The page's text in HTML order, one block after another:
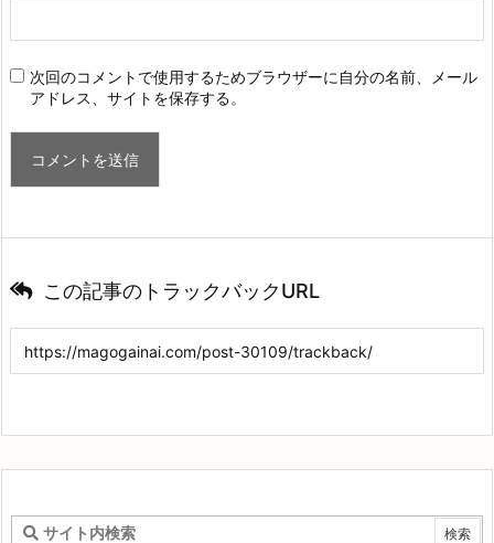
次回のコメントで使用するためブラウザーに自分の名前、メール
アドレス、サイトを保存する。
この記事のトラックバックURL